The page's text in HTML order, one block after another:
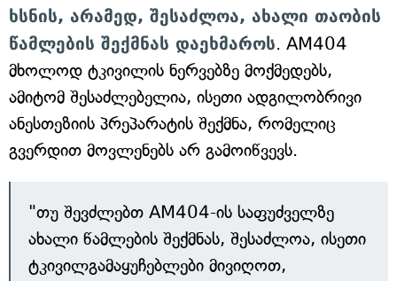
ხსნის, არამედ, შესაძლოა, ახალი თაობის
წამლების შექმნას დაეხმაროს. AM404
მხოლოდ ტკივილის ნერვებზე მოქმედებს,
ამიტომ შესაძლებელია, ისეთი ადგილობრივი
ანესთეზიის პრეპარატის შექმნა, რომელიც
გვერდით მოვლენებს არ გამოიწვევს.
"თუ შევძლებთ AM404-ის საფუძველზე
ახალი წამლების შექმნას, შესაძლოა, ისეთი
ტკივილგამაყუჩებლები მივიღოთ,